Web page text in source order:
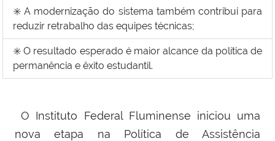
✳️A modernização do sistema também contribui para
reduzir retrabalho das equipes técnicas;
✳️O resultado esperado é maior alcance da política de
permanência e êxito estudantil.
O Instituto Federal Fluminense iniciou uma
nova etapa na Política de Assistência